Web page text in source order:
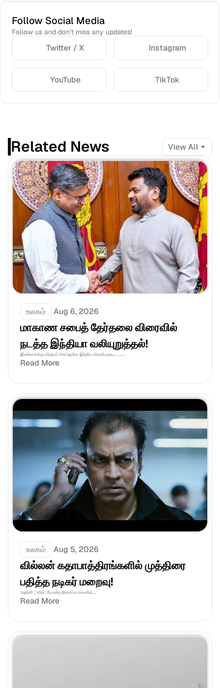
Follow Social Media
Follow us and don’t miss any updates!
Twitter / X Instagram
YouTube TikTok
Related News View All
உலகம் Aug 6, 2026
மாகாண சபைத் தேர்தலை விரைவில்
நடத்த இந்தியா வலியுறுத்தல்!
இலங்கைக்கு விஜயம் செய்துள்ள இந்திய வெளியுறவு............
Read More
உலகம் Aug 5, 2026
வில்லன் கதாபாத்திரங்களில் முத்திரை
பதித்த நடிகர் மறைவு!
‘கஜினி’, ‘வீரம்’ போன்ற திரைப்படங்களில்....
Read More